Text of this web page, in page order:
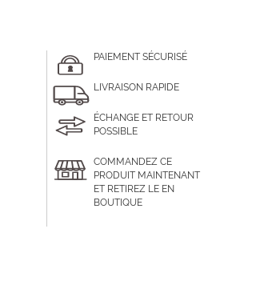
PAIEMENT SÉCURISÉ
LIVRAISON RAPIDE
ÉCHANGE ET RETOUR
POSSIBLE
COMMANDEZ CE
PRODUIT MAINTENANT
ET RETIREZ LE EN
BOUTIQUE